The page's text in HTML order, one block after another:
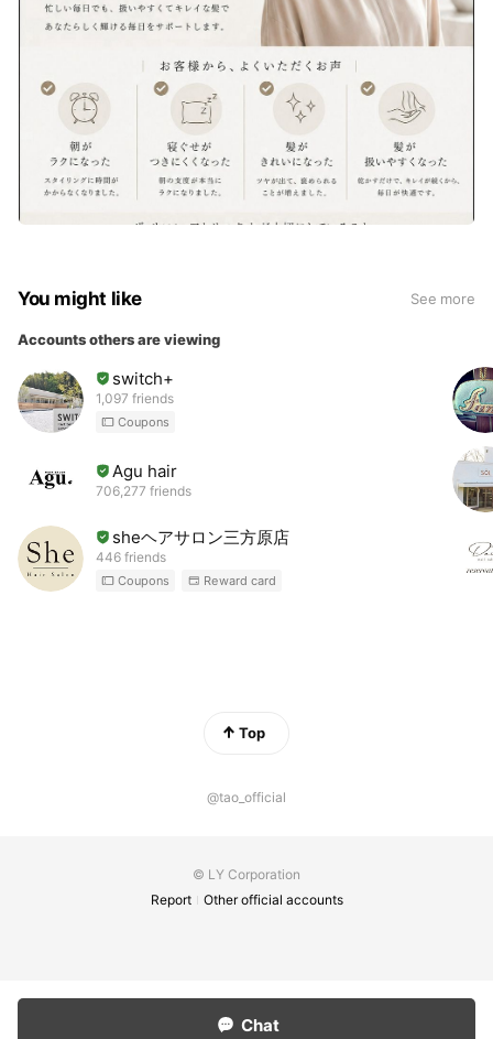
You might like See more
Accounts others are viewing
switch+
1,097 friends
Coupons
Agu hair
706,277 friends
sheヘアサロン三方原店
446 friends
Coupons Reward card
Top
@tao_official
© LY Corporation
Report
Other official accounts
Chat